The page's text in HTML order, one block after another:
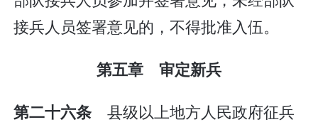
接兵人员签署意见的，不得批准入伍。
第五章 审定新兵
第二十六条 县级以上地方人民政府征兵